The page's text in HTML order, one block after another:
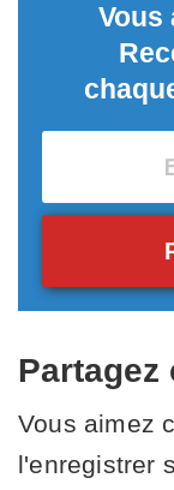
Vous
Partagez
Vous aimez
l'enregistrer